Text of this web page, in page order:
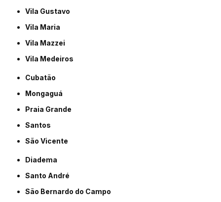
Vila Gustavo
Vila Maria
Vila Mazzei
Vila Medeiros
Cubatão
Mongaguá
Praia Grande
Santos
São Vicente
Diadema
Santo André
São Bernardo do Campo